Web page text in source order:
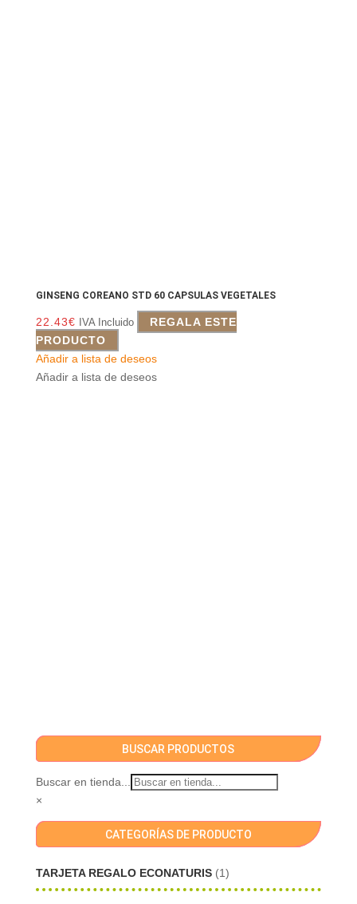
GINSENG COREANO STD 60 CAPSULAS VEGETALES
22.43€ IVA Incluido
REGALA ESTE
PRODUCTO
Añadir a lista de deseos
Añadir a lista de deseos
BUSCAR PRODUCTOS
Buscar en tienda...
×
CATEGORÍAS DE PRODUCTO
TARJETA REGALO ECONATURIS (1)